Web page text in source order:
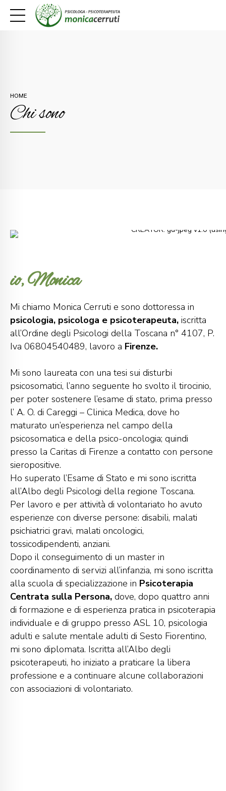
HOME
Chi sono
io, Monica
Mi chiamo Monica Cerruti e sono dottoressa in
psicologia, psicologa e psicoterapeuta, iscritta
all’Ordine degli Psicologi della Toscana n° 4107, P.
Iva 06804540489, lavoro a Firenze.
Mi sono laureata con una tesi sui disturbi
psicosomatici, l’anno seguente ho svolto il tirocinio,
per poter sostenere l’esame di stato, prima presso
l’ A. O. di Careggi – Clinica Medica, dove ho
maturato un’esperienza nel campo della
psicosomatica e della psico-oncologia; quindi
presso la Caritas di Firenze a contatto con persone
sieropositive.
Ho superato l’Esame di Stato e mi sono iscritta
all’Albo degli Psicologi della regione Toscana.
Per lavoro e per attività di volontariato ho avuto
esperienze con diverse persone: disabili, malati
psichiatrici gravi, malati oncologici,
tossicodipendenti, anziani.
Dopo il conseguimento di un master in
coordinamento di servizi all’infanzia, mi sono iscritta
alla scuola di specializzazione in Psicoterapia
Centrata sulla Persona, dove, dopo quattro anni
di formazione e di esperienza pratica in psicoterapia
individuale e di gruppo presso ASL 10, psicologia
adulti e salute mentale adulti di Sesto Fiorentino,
mi sono diplomata. Iscritta all’Albo degli
psicoterapeuti, ho iniziato a praticare la libera
professione e a continuare alcune collaborazioni
con associazioni di volontariato.